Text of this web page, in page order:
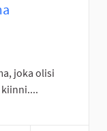
joka olisi